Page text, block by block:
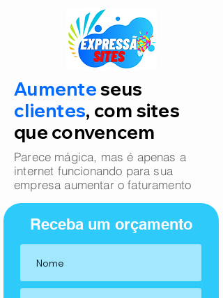
Aumenteseus
clientes, com sites
que convencem
Parece mágica, mas é apenas a
internet funcionando para sua
empresa aumentar o faturamento
Receba um orçamento